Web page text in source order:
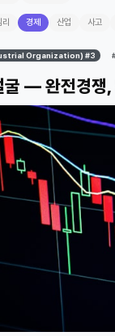
리 경제 산업 사고
Organization) #3
굴 — 완전경쟁,